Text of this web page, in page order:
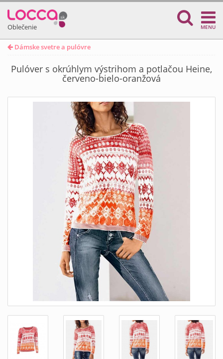
Oblečenie MENU
Dámske svetre a pulóvre
Pulóver s okrúhlym výstrihom a potlačou Heine,
červeno-bielo-oranžová